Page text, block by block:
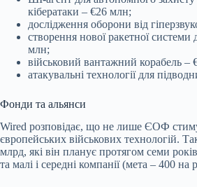
кібератаки – €26 млн;
дослідження оборони від
створення нової ракетної
млн;
військовий вантажний корабель –
атакувальні технології для
Фонди та альянси
Wired розповідає, що не лише ЄОФ
європейських військових технологій.
млрд, які він планує протягом семи
та малі і середні компанії (мета – 400 на